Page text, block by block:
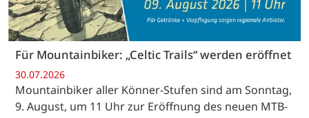
Für Mountainbiker: „Celtic Trails“ werden eröffnet
30.07.2026
Mountainbiker aller Könner-Stufen sind am Sonntag,
9. August, um 11 Uhr zur Eröffnung des neuen MTB-